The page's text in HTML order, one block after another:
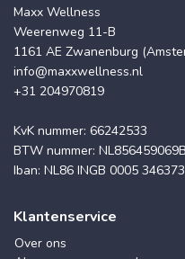
Maxx Wellness
Weerenweg 11-B
1161 AE Zwanenburg
info@maxxwellness.nl
+31 204970819
KvK nummer: 66242533
BTW nummer:
Iban: NL86 INGB 0005 346373
Klantenservice
Over ons